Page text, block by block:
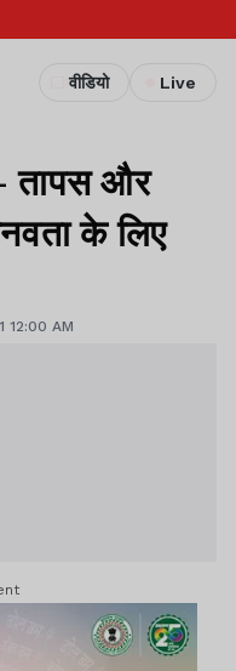
वीडियो Live
तापस और
के लिए
12:00 AM